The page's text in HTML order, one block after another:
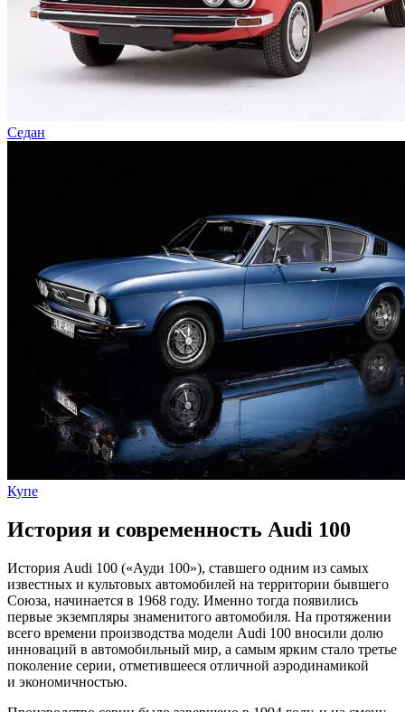
Седан
Купе
История и современность Audi 100
История Audi 100 («Ауди 100»), ставшего одним из самых
известных и культовых автомобилей на территории бывшего
Союза, начинается в 1968 году. Именно тогда появились
первые экземпляры знаменитого автомобиля. На протяжении
всего времени производства модели Audi 100 вносили долю
инноваций в автомобильный мир, а самым ярким стало третье
поколение серии, отметившееся отличной аэродинамикой
и экономичностью.